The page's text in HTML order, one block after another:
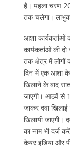
है। पहला चरण
तक चलेगा।
आशा
कार्यकर्ताओं की
तक क्षेत्र में लोगों
दिन में एक आशा के
खिलाने के बाद
जाएगी। आठवें से
जाकर दवा
खिलायी जाएगी।
का नाम भी दर्ज
केयर इंडिया और